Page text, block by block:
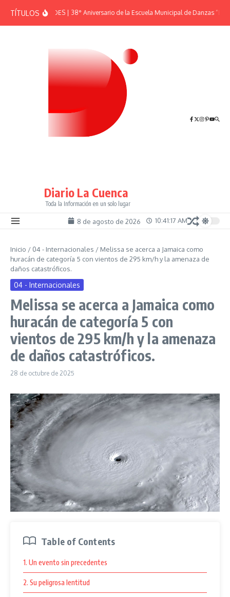
TÍTULOSEFEMÉRIDES | 38° Aniversario de la Escuela Municipal de Danzas “El
Diario La Cuenca
Toda la Información en un solo lugar
8 de agosto de 2026 10:41:18 AM
Inicio / 04 - Internacionales / Melissa se acerca a Jamaica como
huracán de categoría 5 con vientos de 295 km/h y la amenaza de
daños catastróficos.
04 - Internacionales
Melissa se acerca a Jamaica como
huracán de categoría 5 con
vientos de 295 km/h y la amenaza
de daños catastróficos.
28 de octubre de 2025
Table of Contents
1. Un evento sin precedentes
2. Su peligrosa lentitud